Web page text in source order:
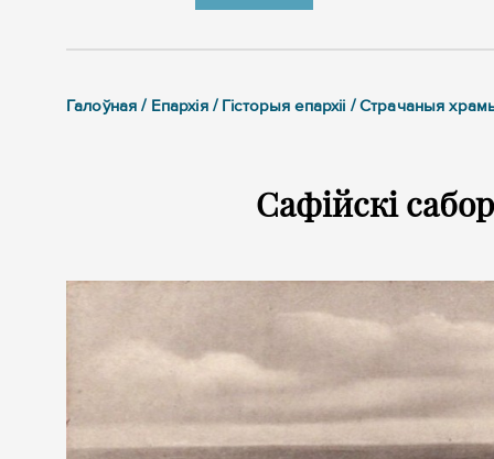
Галоўная / Епархія / Гісторыя епархіі / Страчаныя
Сафійскі